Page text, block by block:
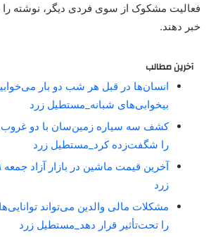
فعالیت مشکوک از سوی فردی دیگر، نوشته را
خبر دهند.
آخرین مطالب
انسان‌ها در قبل هر شب دو بار
بیخوابی‌های شبانه_مستطیل زرد
کشف سه سیاره زمین‌سان با دو غروب
را شگفت‌زده کرد_مستطیل زرد
زرد
مشکلات مالی والدین می‌تواند
را تحت‌تأثیر قرار دهد_مستطیل زرد